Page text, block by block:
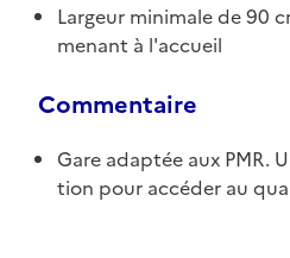
Largeur minimale de 90
menant à l'accueil
Commentaire
Gare adaptée aux PMR.
tion pour accéder au